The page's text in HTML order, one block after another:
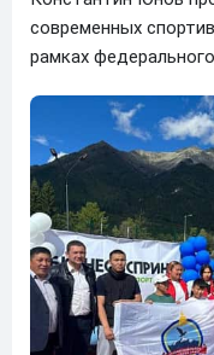
современных
рамках